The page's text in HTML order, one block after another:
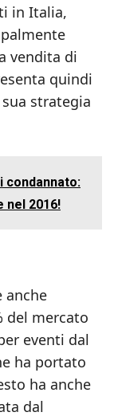
in Italia,
vendita di
quindi
strategia
condannato:
nel 2016!
anche
del mercato
eventi dal
ha portato
ha anche
dal